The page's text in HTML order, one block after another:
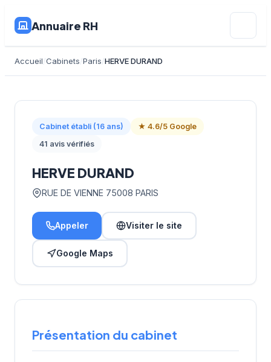
Annuaire RH
Accueil Cabinets Paris HERVE DURAND
Cabinet établi (16 ans)
★ 4.6/5 Google
41 avis vérifiés
HERVE DURAND
RUE DE VIENNE 75008 PARIS
Appeler Visiter le site
Google Maps
Présentation du cabinet